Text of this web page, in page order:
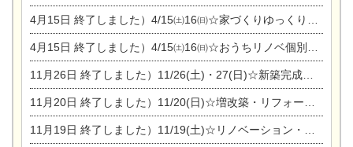
4月15日 終了しました）4/15㈯16㈰☆家づくりゆっくりじっくり個別相談会
4月15日 終了しました）4/15㈯16㈰☆おうちリノベ個別相談会
11月26日 終了しました）11/26(土)・27(日)☆新築完成見学会 in一宮市あずら
11月20日 終了しました）11/20(日)☆増改築・リフォームまつり＆秋の味覚まつり＆芸術祭
11月19日 終了しました）11/19(土)☆リノベーション・家の修理まつり＆増改築・リフォームまつりin扶桑ゴルフ